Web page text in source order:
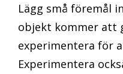
Lägg små föremål
objekt kommer att
experimentera för
Experimentera